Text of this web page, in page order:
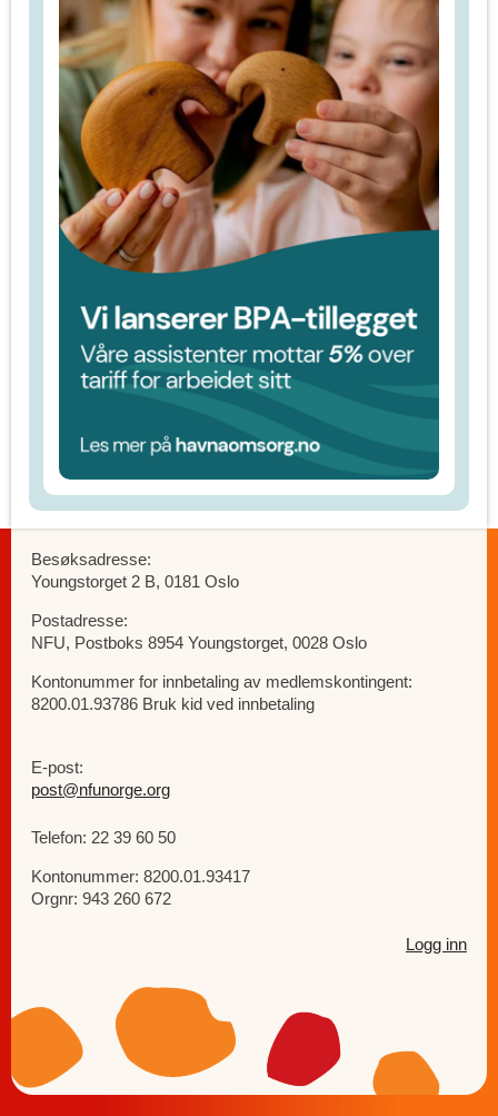
Besøksadresse:
Youngstorget 2 B, 0181 Oslo
Postadresse:
NFU, Postboks 8954 Youngstorget, 0028 Oslo
Kontonummer for innbetaling av medlemskontingent:
8200.01.93786 Bruk kid ved innbetaling
E-post:
post@nfunorge.org
Telefon: 22 39 60 50
Kontonummer: 8200.01.93417
Orgnr: 943 260 672
Logg inn